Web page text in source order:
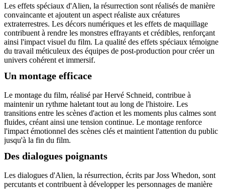
Les effets spéciaux d'Alien, la résurrection sont réalisés de manière
convaincante et ajoutent un aspect réaliste aux créatures
extraterrestres. Les décors numériques et les effets de maquillage
contribuent à rendre les monstres effrayants et crédibles, renforçant
ainsi l'impact visuel du film. La qualité des effets spéciaux témoigne
du travail méticuleux des équipes de post-production pour créer un
univers cohérent et immersif.
Un montage efficace
Le montage du film, réalisé par Hervé Schneid, contribue à
maintenir un rythme haletant tout au long de l'histoire. Les
transitions entre les scènes d'action et les moments plus calmes sont
fluides, créant ainsi une tension continue. Le montage renforce
l'impact émotionnel des scènes clés et maintient l'attention du public
jusqu'à la fin du film.
Des dialogues poignants
Les dialogues d'Alien, la résurrection, écrits par Joss Whedon, sont
percutants et contribuent à développer les personnages de manière